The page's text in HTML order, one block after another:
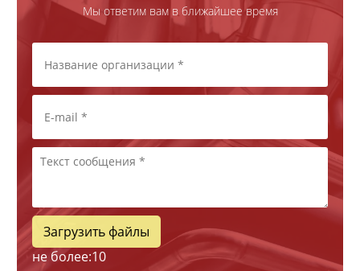
Мы ответим вам в ближайшее время
Загрузить файлы
не более:10